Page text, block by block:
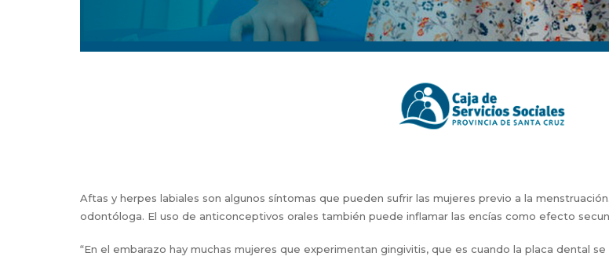
Aftas y herpes labiales son algunos síntomas que pueden sufrir las mujeres previo a la
odontóloga. El uso de anticonceptivos orales también puede inflamar las encías como efecto
“En el embarazo hay muchas mujeres que experimentan gingivitis, que es cuando la placa dental